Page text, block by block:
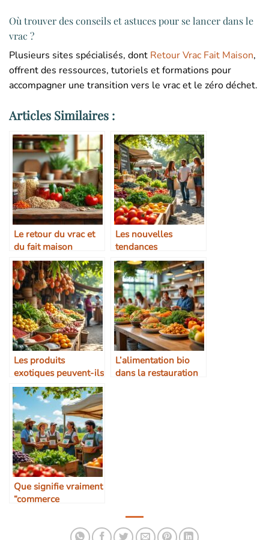
Où trouver des conseils et astuces pour se lancer dans le
vrac ?
Plusieurs sites spécialisés, dont Retour Vrac Fait Maison,
offrent des ressources, tutoriels et formations pour
accompagner une transition vers le vrac et le zéro déchet.
Articles Similaires :
Le retour du vrac et
du fait maison
Les nouvelles
tendances
alimentaires
responsables
Les produits
exotiques peuvent-ils
être équitables ?
L’alimentation bio
dans la restauration
Que signifie vraiment
“commerce